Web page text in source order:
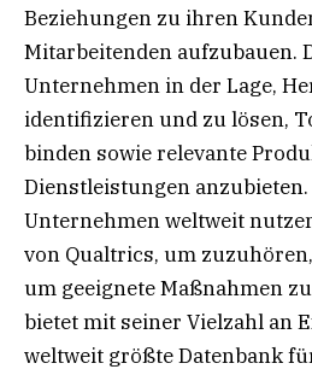
Beziehungen zu ihren
Mitarbeitenden aufzubauen.
Unternehmen in der Lage,
identifizieren und zu lösen,
binden sowie relevante
Dienstleistungen anzubieten.
Unternehmen weltweit
von Qualtrics, um
um geeignete Maßnahmen
bietet mit seiner Vielzahl an
weltweit größte Datenbank